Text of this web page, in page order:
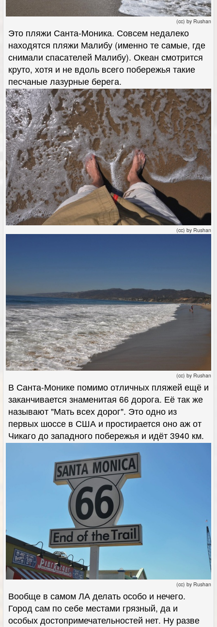
(cc) by Rushan
Это пляжи Санта-Моника. Совсем недалеко
находятся пляжи Малибу (именно те самые, где
снимали спасателей Малибу). Океан смотрится
круто, хотя и не вдоль всего побережья такие
песчаные лазурные берега.
(cc) by Rushan
(cc) by Rushan
В Санта-Монике помимо отличных пляжей ещё и
заканчивается знаменитая 66 дорога. Её так же
называют "Мать всех дорог". Это одно из
первых шоссе в США и простирается оно аж от
Чикаго до западного побережья и идёт 3940 км.
(cc) by Rushan
Вообще в самом ЛА делать особо и нечего.
Город сам по себе местами грязный, да и
особых достопримечательностей нет. Ну разве